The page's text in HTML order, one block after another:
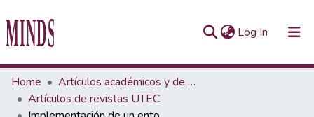
Log In (current)
Communities & Collections
All of Repository UTEC
Home
Artículos académicos y de opinión
Artículos de revistas UTEC